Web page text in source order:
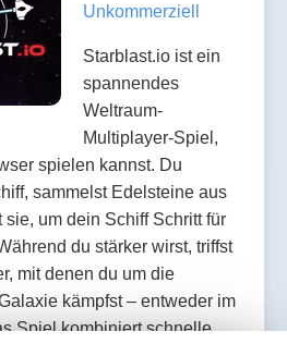
Unkommerziell
Starblast.io ist ein
spannendes
Weltraum-
Multiplayer-Spiel,
spielen kannst. Du
sammelst Edelsteine aus
um dein Schiff Schritt für
du stärker wirst, triffst
mit denen du um die
kämpfst – entweder im
Spiel kombiniert schnelle